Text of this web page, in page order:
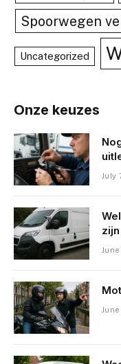
Spoorwegen
Uncategorized
Onze keuzes
July